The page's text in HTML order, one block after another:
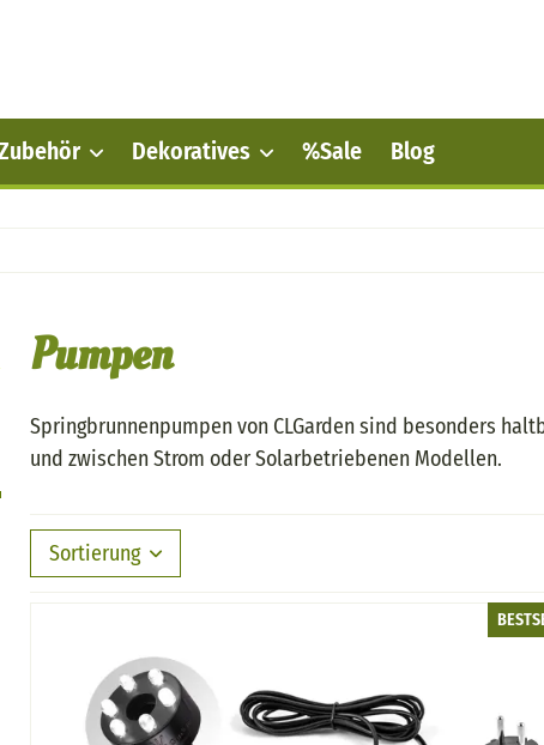
Dekoratives %Sale Blog
Pumpen
Springbrunnenpumpen von CLGarden sind besonders
und zwischen Strom oder Solarbetriebenen Modellen.
Sortierung
Dropdown